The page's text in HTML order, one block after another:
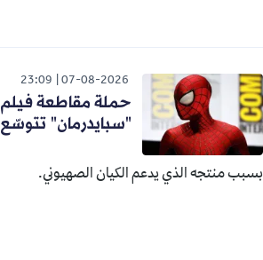
07-08-2026
23:09
حملة مقاطعة فيلم
"سبايدرمان" تتوسّع
بسبب منتجه الذي يدعم الكيان الصهيوني.